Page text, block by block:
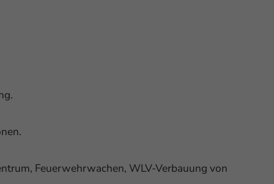
Feuerwehrwachen, WLV-Verbauung von